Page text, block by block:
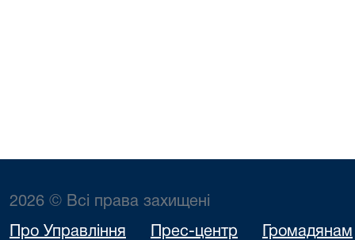
2026 © Всі права захищені
Про Управління Прес-центр Громадянам